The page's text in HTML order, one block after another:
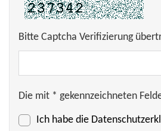
Bitte Captcha Verifizierung
Die mit * gekennzeichneten
Ich habe die